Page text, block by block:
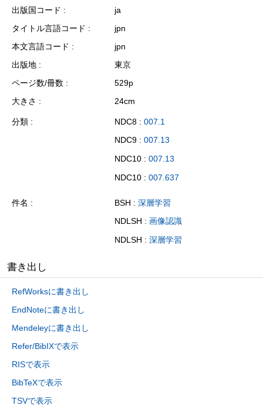
出版国コード
ja
タイトル言語コード
jpn
本文言語コード
jpn
出版地
東京
ページ数/冊数
529p
大きさ
24cm
分類 NDC8 : 007.1
NDC9 : 007.13
NDC10 : 007.13
NDC10 : 007.637
件名 BSH : 深層学習
NDLSH : 画像認識
NDLSH : 深層学習
書き出し
RefWorksに書き出し
EndNoteに書き出し
Mendeleyに書き出し
Refer/BibIXで表示
RISで表示
BibTeXで表示
TSVで表示